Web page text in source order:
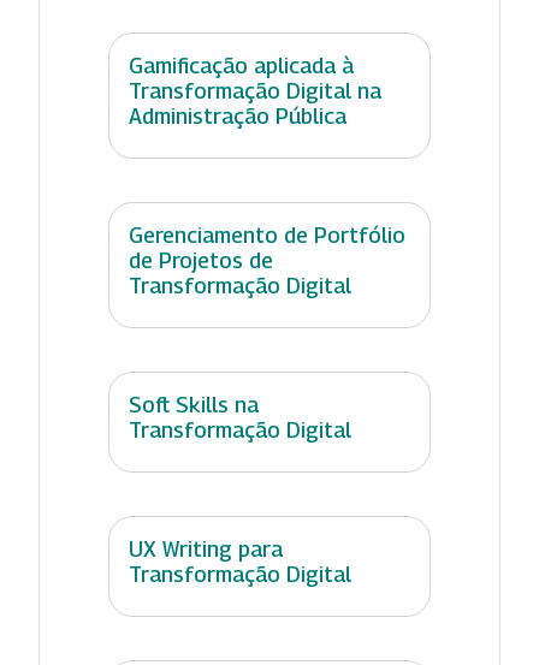
Gamificação aplicada à
Transformação Digital na
Administração Pública
Gerenciamento de Portfólio
de Projetos de
Transformação Digital
Soft Skills na
Transformação Digital
UX Writing para
Transformação Digital